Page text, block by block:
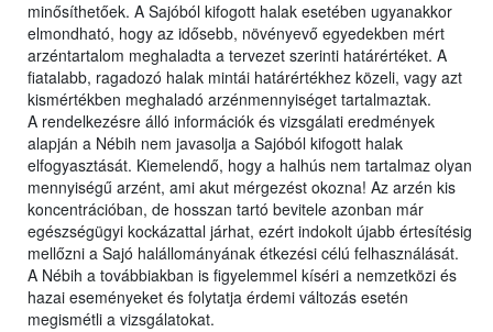
minősíthetőek. A Sajóból kifogott halak esetében ugyanakkor
elmondható, hogy az idősebb, növényevő egyedekben mért
arzéntartalom meghaladta a tervezet szerinti határértéket. A
fiatalabb, ragadozó halak mintái határértékhez közeli, vagy azt
kismértékben meghaladó arzénmennyiséget tartalmaztak.
A rendelkezésre álló információk és vizsgálati eredmények
alapján a Nébih nem javasolja a Sajóból kifogott halak
elfogyasztását. Kiemelendő, hogy a halhús nem tartalmaz olyan
mennyiségű arzént, ami akut mérgezést okozna! Az arzén kis
koncentrációban, de hosszan tartó bevitele azonban már
egészségügyi kockázattal járhat, ezért indokolt újabb értesítésig
mellőzni a Sajó halállományának étkezési célú felhasználását.
A Nébih a továbbiakban is figyelemmel kíséri a nemzetközi és
hazai eseményeket és folytatja érdemi változás esetén
megismétli a vizsgálatokat.